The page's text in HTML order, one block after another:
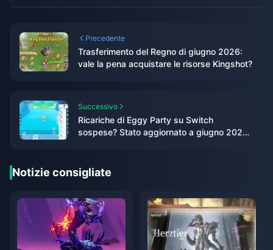
Precedente
Trasferimento del Regno di giugno 2026:
vale la pena acquistare le risorse Kingshot?
Successivo
Ricariche di Eggy Party su Switch
sospese? Stato aggiornato a giugno 2026
Notizie consigliate